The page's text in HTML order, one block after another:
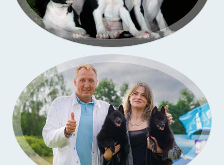
Портфолио — выставки собак
Бассенджи. Фото щенков в моей студии